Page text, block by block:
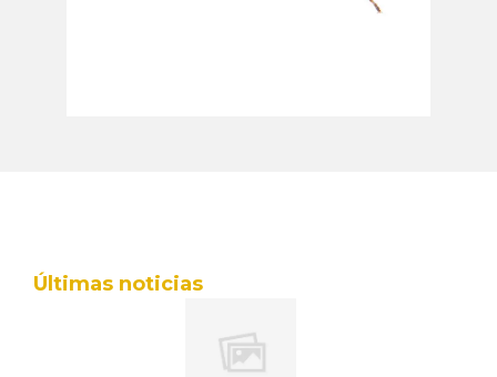
Últimas noticias